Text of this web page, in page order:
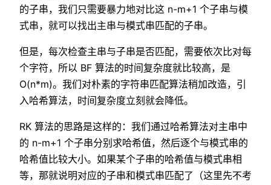
的子串，我们只需要暴力地对比这 n-m+1 个子串与模
式串，就可以找出主串与模式串匹配的子串。
但是，每次检查主串与子串是否匹配，需要依次比对每
个字符，所以 BF 算法的时间复杂度就比较高，是
O(n*m)。我们对朴素的字符串匹配算法稍加改造，引
入哈希算法，时间复杂度立刻就会降低。
RK 算法的思路是这样的：我们通过哈希算法对主串中
的 n-m+1 个子串分别求哈希值，然后逐个与模式串的
哈希值比较大小。如果某个子串的哈希值与模式串相
等，那就说明对应的子串和模式串匹配了（这里先不考